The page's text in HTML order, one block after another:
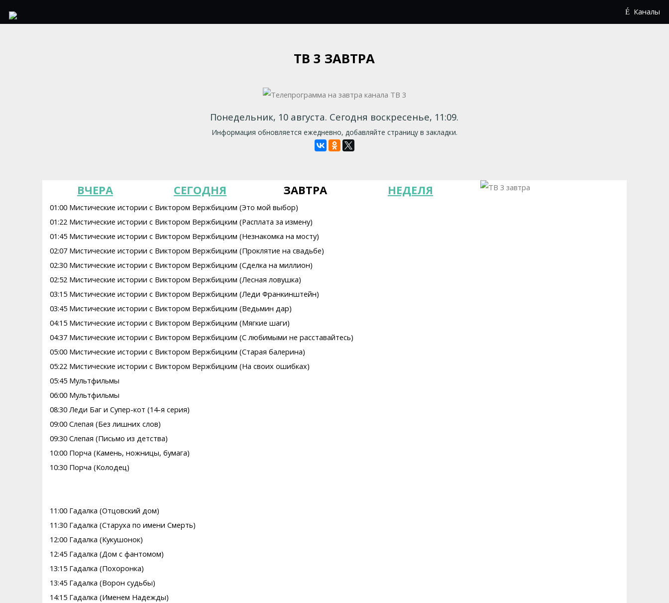
Каналы
ТВ 3 ЗАВТРА
Понедельник, 10 августа. Сегодня воскресенье, 11:09.
Информация обновляется ежедневно, добавляйте страницу в закладки.
ВЧЕРА СЕГОДНЯ ЗАВТРА НЕДЕЛЯ
01:00 Мистические истории с Виктором Вержбицким (Это мой выбор)
01:22 Мистические истории с Виктором Вержбицким (Расплата за измену)
01:45 Мистические истории с Виктором Вержбицким (Незнакомка на мосту)
02:07 Мистические истории с Виктором Вержбицким (Проклятие на свадьбе)
02:30 Мистические истории с Виктором Вержбицким (Сделка на миллион)
02:52 Мистические истории с Виктором Вержбицким (Лесная ловушка)
03:15 Мистические истории с Виктором Вержбицким (Леди Франкинштейн)
03:45 Мистические истории с Виктором Вержбицким (Ведьмин дар)
04:15 Мистические истории с Виктором Вержбицким (Мягкие шаги)
04:37 Мистические истории с Виктором Вержбицким (С любимыми не расставайтесь)
05:00 Мистические истории с Виктором Вержбицким (Старая балерина)
05:22 Мистические истории с Виктором Вержбицким (На своих ошибках)
05:45 Мультфильмы
06:00 Мультфильмы
08:30 Леди Баг и Супер-кот (14-я серия)
09:00 Слепая (Без лишних слов)
09:30 Слепая (Письмо из детства)
10:00 Порча (Камень, ножницы, бумага)
10:30 Порча (Колодец)
11:00 Гадалка (Отцовский дом)
11:30 Гадалка (Старуха по имени Смерть)
12:00 Гадалка (Кукушонок)
12:45 Гадалка (Дом с фантомом)
13:15 Гадалка (Похоронка)
13:45 Гадалка (Ворон судьбы)
14:15 Гадалка (Именем Надежды)